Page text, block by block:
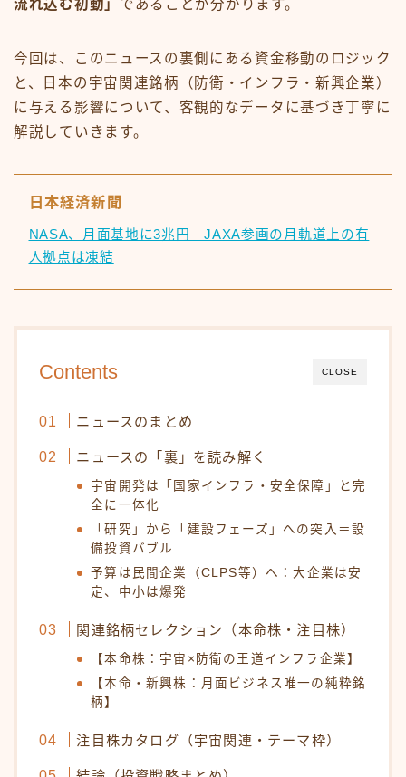
流れ込む初動」 であることが分かります。
今回は、このニュースの裏側にある資金移動のロジック
と、日本の宇宙関連銘柄（防衛・インフラ・新興企業）
に与える影響について、客観的なデータに基づき丁寧に
解説していきます。
日本経済新聞
NASA、月面基地に3兆円 JAXA参画の月軌道上の有
人拠点は凍結
CLOSE
Contents
ニュースのまとめ
ニュースの「裏」を読み解く
宇宙開発は「国家インフラ・安全保障」と完
全に一体化
「研究」から「建設フェーズ」への突入＝設
備投資バブル
予算は民間企業（CLPS等）へ：大企業は安
定、中小は爆発
関連銘柄セレクション（本命株・注目株）
【本命株：宇宙×防衛の王道インフラ企業】
【本命・新興株：月面ビジネス唯一の純粋銘
柄】
注目株カタログ（宇宙関連・テーマ枠）